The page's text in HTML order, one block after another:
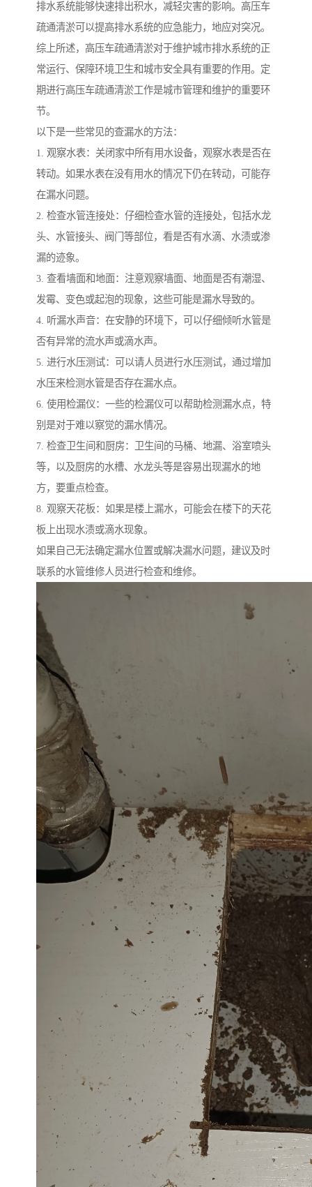
排水系统能够快速排出积水，减轻灾害的影响。高压车
疏通清淤可以提高排水系统的应急能力，地应对突况。
综上所述，高压车疏通清淤对于维护城市排水系统的正
常运行、保障环境卫生和城市安全具有重要的作用。定
期进行高压车疏通清淤工作是城市管理和维护的重要环
节。
以下是一些常见的查漏水的方法：
1. 观察水表：关闭家中所有用水设备，观察水表是否在
转动。如果水表在没有用水的情况下仍在转动，可能存
在漏水问题。
2. 检查水管连接处：仔细检查水管的连接处，包括水龙
头、水管接头、阀门等部位，看是否有水滴、水渍或渗
漏的迹象。
3. 查看墙面和地面：注意观察墙面、地面是否有潮湿、
发霉、变色或起泡的现象，这些可能是漏水导致的。
4. 听漏水声音：在安静的环境下，可以仔细倾听水管是
否有异常的流水声或滴水声。
5. 进行水压测试：可以请人员进行水压测试，通过增加
水压来检测水管是否存在漏水点。
6. 使用检漏仪：一些的检漏仪可以帮助检测漏水点，特
别是对于难以察觉的漏水情况。
7. 检查卫生间和厨房：卫生间的马桶、地漏、浴室喷头
等，以及厨房的水槽、水龙头等是容易出现漏水的地
方，要重点检查。
8. 观察天花板：如果是楼上漏水，可能会在楼下的天花
板上出现水渍或滴水现象。
如果自己无法确定漏水位置或解决漏水问题，建议及时
联系的水管维修人员进行检查和维修。